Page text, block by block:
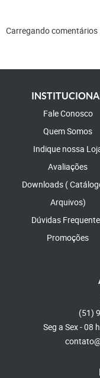
Carregando comentários
Fale Conosco
Quem Somos
Indique nossa
Avaliações
Downloads (
Arquivos)
Dúvidas
Promoções
(51)
Seg a Sex - 08